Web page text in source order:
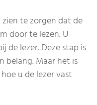
te zorgen dat de
door te lezen. U
de lezer. Deze stap is
belang. Maar het is
u de lezer vast